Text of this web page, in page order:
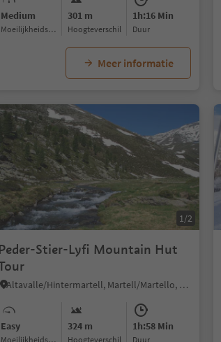
Medium
Moeilijkheidsgraad
301 m
Hoogteverschil
1h:16 Min
Duur
Meer informatie
1/2
Peder-Stier-Lyfi Mountain Hut
Altavalle/Hintermartell, Martell/Martello, Vinschgau/Val Venosta
Easy
Moeilijkheidsgraad
324 m
Hoogteverschil
1h:58 Min
Duur